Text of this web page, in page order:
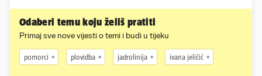
Odaberi temu koju želiš pratiti
Primaj sve nove vijesti o temi i budi u tijeku
pomorci plovidba jadrolinija ivana jeličić